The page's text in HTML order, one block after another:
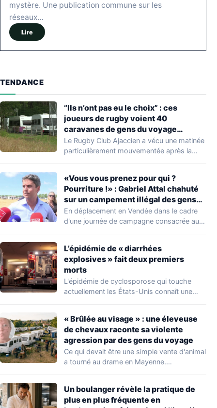
mystère. Une publication commune sur les
réseaux…
Lire
TENDANCE
“Ils n’ont pas eu le choix” : ces
joueurs de rugby voient 40
caravanes de gens du voyage
s’installer dans leur stade, ils les
délogent en moins d’1 heure
Le Rugby Club Ajaccien a vécu une matinée
particulièrement mouvementée après la
«Vous vous prenez pour qui ?
Pourriture !» : Gabriel Attal chahuté
sur un campement illégal des gens
du voyage
En déplacement en Vendée dans le cadre
d'une journée de campagne consacrée aux
L’épidémie de « diarrhées
explosives » fait deux premiers
morts
L'épidémie de cyclosporose qui touche
actuellement les États-Unis connaît une
« Brûlée au visage » : une éleveuse
de chevaux raconte sa violente
agression par des gens du voyage
Ce qui devait être une simple vente d'animal
a tourné au drame en Mayenne.…
Un boulanger révèle la pratique de
plus en plus fréquente en